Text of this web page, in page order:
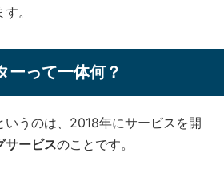
。
ーって一体何？
いうのは、2018年にサービスを開
サービスのことです。